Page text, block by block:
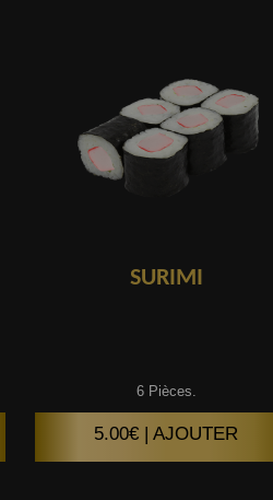
SURIMI
6 Pièces.
5.00€ | AJOUTER